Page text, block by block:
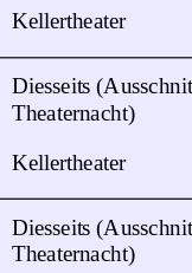
Kellertheater
Kellertheater
Diesseits
Theaternacht)
Diesseits
Theaternacht)